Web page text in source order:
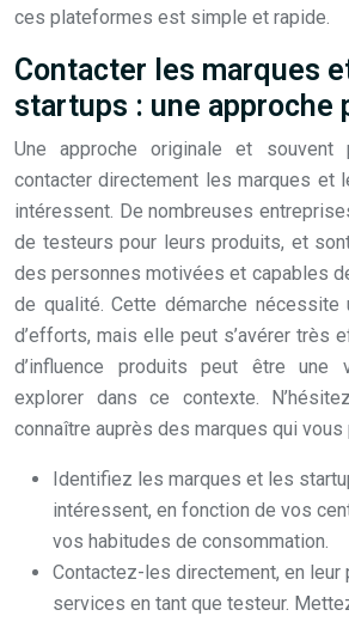
ces plateformes est simple et rapide.
Contacter les marques
startups : une approche
Une approche originale et souvent
contacter directement les marques et
intéressent. De nombreuses
de testeurs pour leurs produits, et
des personnes motivées et capables
de qualité. Cette démarche
d’efforts, mais elle peut s’avérer très
d’influence produits peut être une
explorer dans ce contexte.
connaître auprès des marques qui vous
Identifiez les marques et les
intéressent, en fonction de vos
vos habitudes de consommation.
Contactez-les directement, en leur
services en tant que testeur.